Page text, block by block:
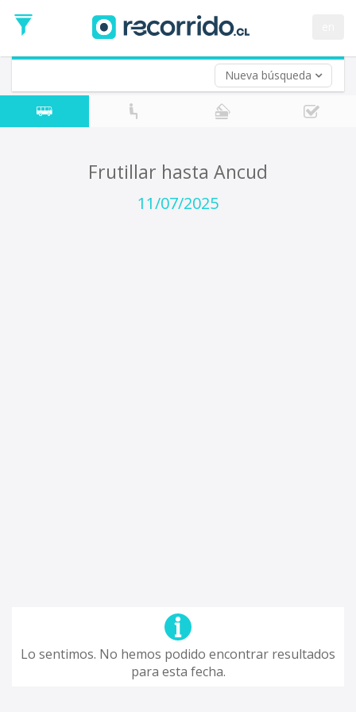
Nueva búsqueda
de
Ida
Vuelta (opcional)
Fecha
de
Frutillar hasta Ancud
11/07/2025
Lo sentimos. No hemos podido encontrar resultados
para esta fecha.